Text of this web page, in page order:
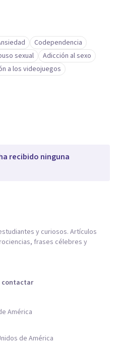
Codependencia
sexual
Adicción al sexo
a los videojuegos
recibido ninguna
y curiosos. Artículos
frases célebres y
contactar
América
de América